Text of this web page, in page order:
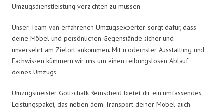
Umzugsdienstleistung verzichten zu müssen.
Unser Team von erfahrenen Umzugsexperten sorgt dafür, dass
deine Möbel und persönlichen Gegenstände sicher und
unversehrt am Zielort ankommen. Mit modernster Ausstattung und
Fachwissen kümmern wir uns um einen reibungslosen Ablauf
deines Umzugs.
Umzugsmeister Gottschalk Remscheid bietet dir ein umfassendes
Leistungspaket, das neben dem Transport deiner Möbel auch